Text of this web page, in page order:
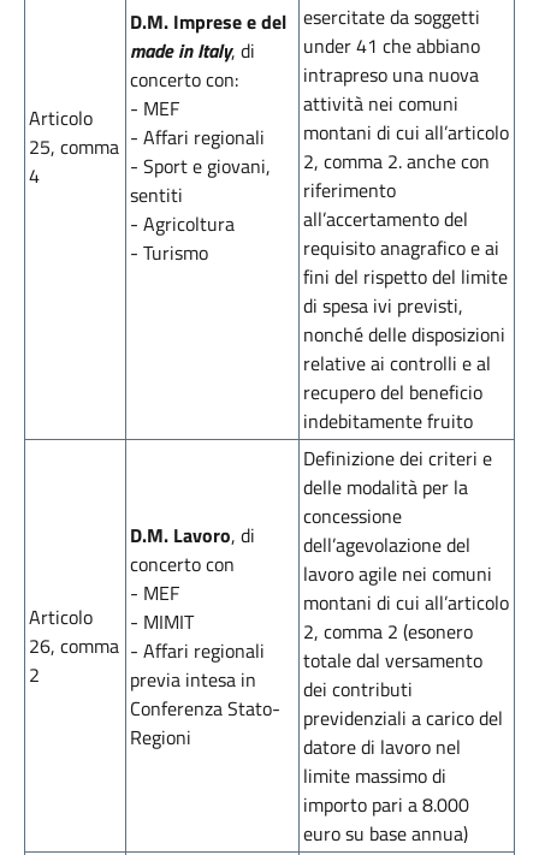
Articolo
25, comma
4
D.M. Imprese e del
made in Italy, di
concerto con:
- MEF
- Affari regionali
- Sport e giovani,
sentiti
- Agricoltura
- Turismo
esercitate da soggetti
under 41 che abbiano
intrapreso una nuova
attività nei comuni
montani di cui all’articolo
2, comma 2. anche con
riferimento
all’accertamento del
requisito anagrafico e ai
fini del rispetto del limite
di spesa ivi previsti,
nonché delle disposizioni
relative ai controlli e al
recupero del beneficio
indebitamente fruito
Articolo
26, comma
2
D.M. Lavoro, di
concerto con
- MEF
- MIMIT
- Affari regionali
previa intesa in
Conferenza Stato-
Regioni
Definizione dei criteri e
delle modalità per la
concessione
dell’agevolazione del
lavoro agile nei comuni
montani di cui all’articolo
2, comma 2 (esonero
totale dal versamento
dei contributi
previdenziali a carico del
datore di lavoro nel
limite massimo di
importo pari a 8.000
euro su base annua)